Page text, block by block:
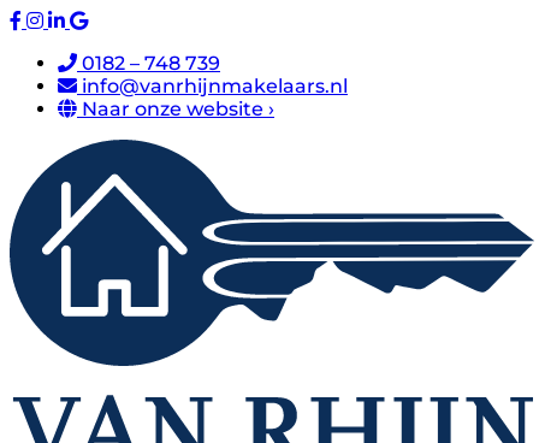
0182 – 748 739
info@vanrhijnmakelaars.nl
Naar onze website ›